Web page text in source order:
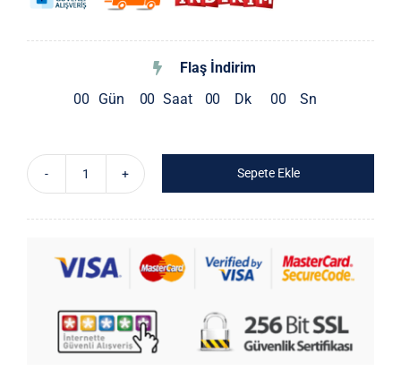
Flaş İndirim
00 Gün 00 Saat 00 Dk 00 Sn
Piliseli
Bağlama
Uzun
Elbise
Sepete Ekle